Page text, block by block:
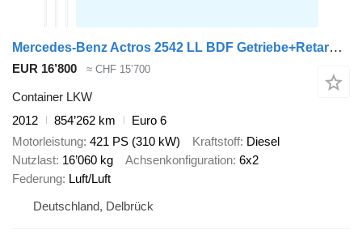
Mercedes-Benz Actros 2542 LL BDF Getriebe+Retarder+AGR NEU Retarder + Getrieb
EUR 16’800 ≈ CHF 15’700
Container LKW
2012
854’262 km
Euro 6
Motorleistung 421 PS (310 kW) Kraftstoff Diesel
Nutzlast 16’060 kg Achsenkonfiguration 6x2
Federung Luft/Luft
Deutschland, Delbrück